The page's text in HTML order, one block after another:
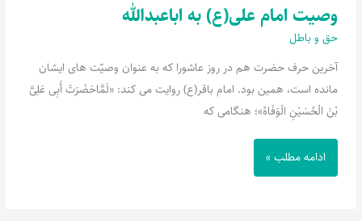
وصیت امام علی(ع) به اباعبدالله
حق و باطل
آخرین حرف حضرت هم در روز عاشورا که به عنوان وصیّت های ایشان
مانده است، همین بود. امام باقر(ع) روایت می کند: «لَمَّاحَضَرَتْ أَبِی عَلِیَّ
بْنَ الْحُسَیْنِ الْوَفَاهُ»؛ هنگامی که
به
اباعبدالله
ادامه مطلب »